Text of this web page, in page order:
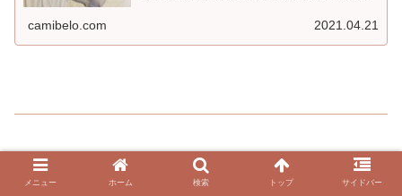
camibelo.com 2021.04.21
入院手術 手術 入院準備 入院便利グッズ
メニュー ホーム 検索 トップ サイドバー